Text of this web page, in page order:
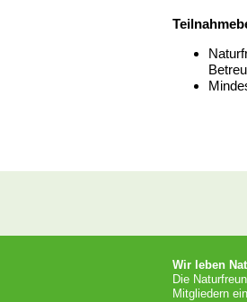
Wir leben
Die
Mitgliedern